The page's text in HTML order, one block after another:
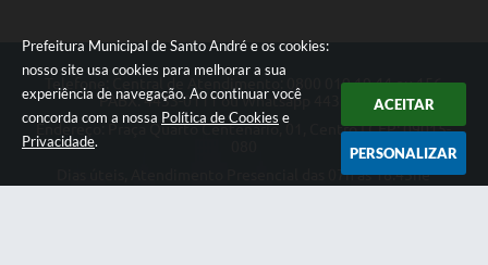
Prefeitura Municipal de Santo André e os cookies:
nosso site usa cookies para melhorar a sua
experiência de navegação. Ao continuar você
concorda com a nossa Política de Cookies e
Privacidade.
ACEITAR
PERSONALIZAR
Telefone: Central de Atendimento: 0800 019 19 44 ou 156
PABX: 4433-0111 ou Whatsapp 4433-0123
Endereço: Praça Quarto Centenário, 01, Centro | CEP: 09015-
Dias úteis, Atendimento Presencial das 07h as 18:45he